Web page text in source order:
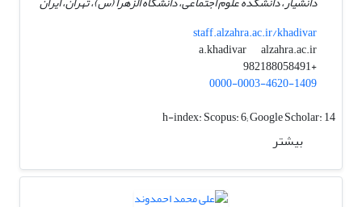
staff.alzahra.ac.ir/khadivar
a.khadivar
alzahra.ac.ir
+982188058491
0000-0003-4620-1409
h-index:Scopus: 6; Google Scholar: 14
بیشتر